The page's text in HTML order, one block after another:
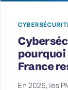
pourquoi
France
En 2026, les